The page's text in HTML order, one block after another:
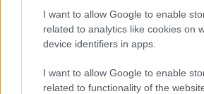
I want to allow Google to enable
related to analytics like cookies on
device identifiers in apps.
I want to allow Google to enable
related to functionality of the
BEST OFINTERNET